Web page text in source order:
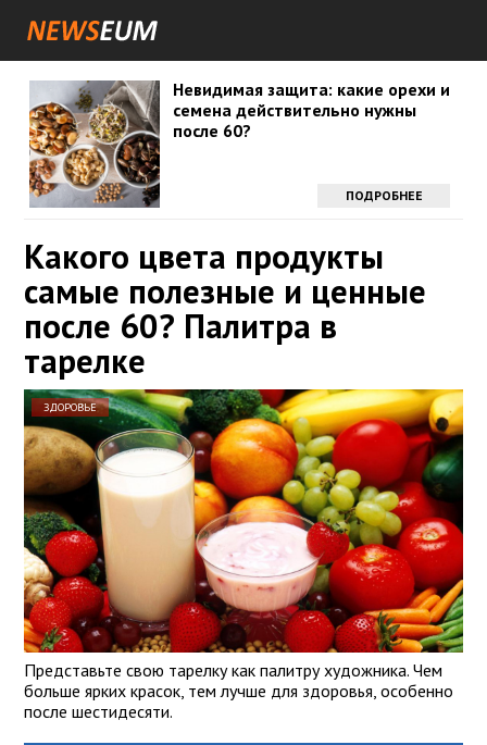
Невидимая защита: какие орехи и
семена действительно нужны
после 60?
ПОДРОБНЕЕ
Какого цвета продукты
самые полезные и ценные
после 60? Палитра в
тарелке
ЗДОРОВЬЕ
Представьте свою тарелку как палитру художника. Чем
больше ярких красок, тем лучше для здоровья, особенно
после шестидесяти.